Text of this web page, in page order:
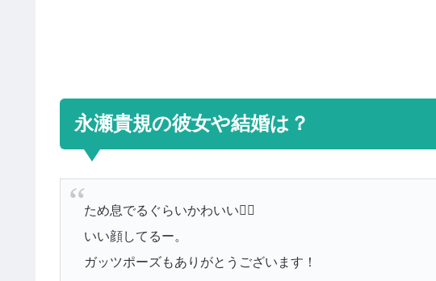
永瀬貴規の彼女や結婚は？
ため息でるぐらいかわいい😮‍💨
いい顔してるー。
ガッツポーズもありがとうございます！